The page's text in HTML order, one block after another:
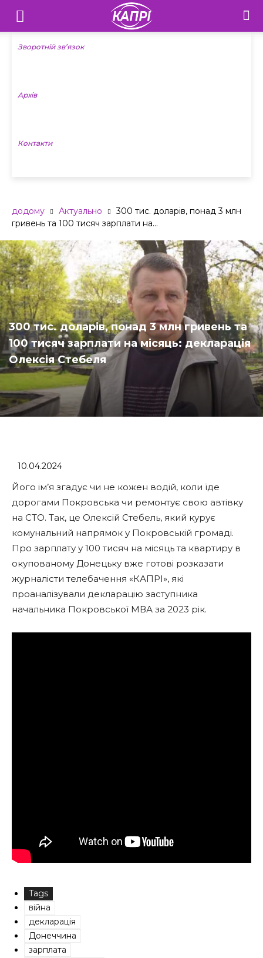
Телебачення
«Капрі»
Новини
Зворотній зв’язок
Архів
Контакти
додому Актуально
300 тис. доларів, понад 3 млн
гривень та 100 тисяч зарплати на...
300 тис. доларів, понад 3 млн гривень та
100 тисяч зарплати на місяць: декларація
Олексія Стебеля
10.04.2024
Його ім’я згадує чи не кожен водій, коли їде
дорогами Покровська чи ремонтує свою автівку
на СТО. Так, це Олексій Стебель, який курує
комунальний напрямок у Покровській громаді.
Про зарплату у 100 тисяч на місяць та квартиру в
окупованому Донецьку вже готові розказати
журналісти телебачення «КАПРІ», які
проаналізували декларацію заступника
начальника Покровської МВА за 2023 рік.
Tags
війна
декларація
Донеччина
зарплата